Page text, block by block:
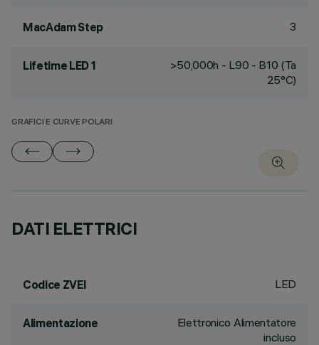
MacAdam Step 3
Lifetime LED 1
>50,000h - L90 - B10 (Ta
25°C)
GRAFICI E CURVE POLARI
DATI ELETTRICI
Codice ZVEI LED
Alimentazione
Elettronico Alimentatore
incluso